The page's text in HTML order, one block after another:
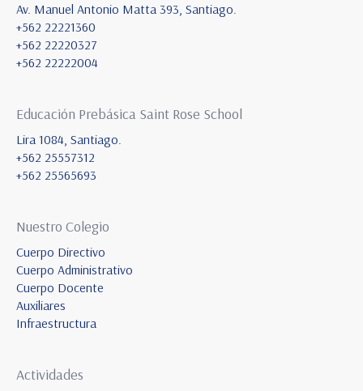
Av. Manuel Antonio Matta 393, Santiago.
+562 22221360
+562 22220327
+562 22222004
Educación Prebásica Saint Rose School
Lira 1084, Santiago.
+562 25557312
+562 25565693
Nuestro Colegio
Cuerpo Directivo
Cuerpo Administrativo
Cuerpo Docente
Auxiliares
Infraestructura
Actividades